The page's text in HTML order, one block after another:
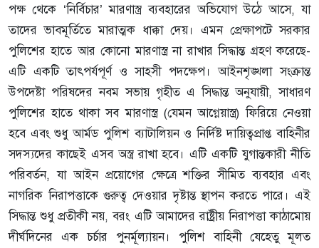
পক্ষ থেকে ‘নির্বিচার’ মারণাস্ত্র ব্যবহারের অভিযোগ উঠে আসে, যা
তাদের ভাবমূর্তিতে মারাত্মক ধাক্কা দেয়। এমন প্রেক্ষাপটে সরকার
পুলিশের হাতে আর কোনো মারণাস্ত্র না রাখার সিদ্ধান্ত গ্রহণ করেছে-
এটি একটি তাৎপর্যপূর্ণ ও সাহসী পদক্ষেপ। আইনশৃঙ্খলা সংক্রান্ত
উপদেষ্টা পরিষদের নবম সভায় গৃহীত এ সিদ্ধান্ত অনুযায়ী, সাধারণ
পুলিশের হাতে থাকা সব মারণাস্ত্র (যেমন আগ্নেয়াস্ত্র) ফিরিয়ে নেওয়া
হবে এবং শুধু আর্মড পুলিশ ব্যাটালিয়ন ও নির্দিষ্ট দায়িত্বপ্রাপ্ত বাহিনীর
সদস্যদের কাছেই এসব অস্ত্র রাখা হবে। এটি একটি যুগান্তকারী নীতি
পরিবর্তন, যা আইন প্রয়োগের ক্ষেত্রে শক্তির সীমিত ব্যবহার এবং
নাগরিক নিরাপত্তাকে গুরুত্ব দেওয়ার দৃষ্টান্ত স্থাপন করতে পারে। এই
সিদ্ধান্ত শুধু প্রতীকী নয়, বরং এটি আমাদের রাষ্ট্রীয় নিরাপত্তা কাঠামোয়
দীর্ঘদিনের এক চর্চার পুনর্মূল্যায়ন। পুলিশ বাহিনী যেহেতু মূলত